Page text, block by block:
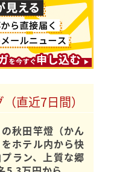
直近7日間）
秋田竿燈（かん
ホテル内から快
ラン、上質な郷